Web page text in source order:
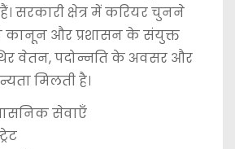
सरकारी क्षेत्र में करियर चुनने
को कानून और प्रशासन के संयुक्त
वेतन, पदोन्नति के अवसर और
मिलती है।
सेवाएँ